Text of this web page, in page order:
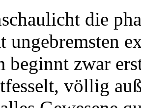
die
ungebremsten
beginnt zwar
völlig